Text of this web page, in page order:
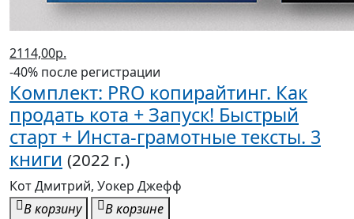
2114,00р.
-40% после регистрации
Комплект: PRO копирайтинг. Как
продать кота + Запуск! Быстрый
старт + Инста-грамотные тексты. 3
книги (2022 г.)
Кот Дмитрий, Уокер Джефф
В корзину
В корзине